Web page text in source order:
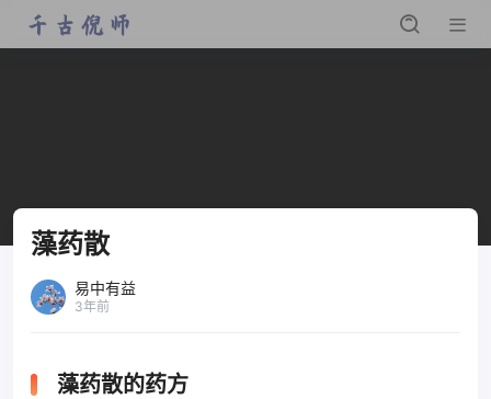
藻药散
易中有益
3年前
藻药散的药方